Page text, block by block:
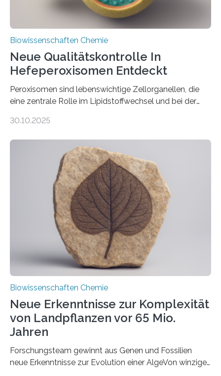
Biowissenschaften Chemie
Neue Qualitätskontrolle In
Hefeperoxisomen Entdeckt
Peroxisomen sind lebenswichtige Zellorganellen, die
eine zentrale Rolle im Lipidstoffwechsel und bei der
erfüllen können, müssen zahlreiche Enzyme präzise in
der Ruhr-Universität Bochum um Prof. Dr. Ralf Erdmann
und Dr. Ismaila Francis Yusuf hat nun einen bislang
unbekannten Qualitätskontrollmechanismus des
peroxisomalen Proteintransports in der Bäckerhefe
Saccharomyces cerevisiae entdeckt, der für die
Funktionsfähigkeit der Organellen entscheidend ist. Die
Studie wurde am 28. Oktober 2025 in der
Fachzeitschrift…
30.10.2025
Biowissenschaften Chemie
Neue Erkenntnisse zur Komplexität
von Landpflanzen vor 65 Mio.
Jahren
Forschungsteam gewinnt aus Genen und Fossilien
neue Erkenntnisse zur Evolution einer AlgeVon winzigen